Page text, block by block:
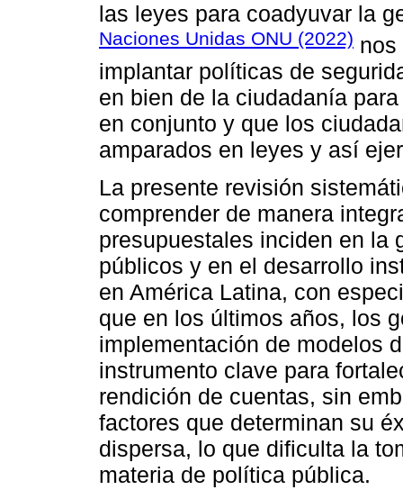
las leyes para coadyuvar la
Naciones Unidas ONU (2022) nos
implantar políticas de
en bien de la ciudadanía
en conjunto y que los
amparados en leyes y así
La presente revisión
comprender de manera
presupuestales inciden en la
públicos y en el desarrollo
en América Latina, con
que en los últimos años, los
implementación de modelos
instrumento clave para
rendición de cuentas, sin
factores que determinan su
dispersa, lo que dificulta la
materia de política pública.